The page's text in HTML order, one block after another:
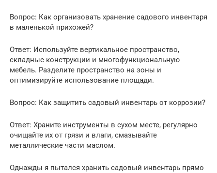
Вопрос: Как организовать хранение садового инвентаря
в маленькой прихожей?
Ответ: Используйте вертикальное пространство,
складные конструкции и многофункциональную
мебель. Разделите пространство на зоны и
оптимизируйте использование площади.
Вопрос: Как защитить садовый инвентарь от коррозии?
Ответ: Храните инструменты в сухом месте, регулярно
очищайте их от грязи и влаги, смазывайте
металлические части маслом.
Однажды я пытался хранить садовый инвентарь прямо